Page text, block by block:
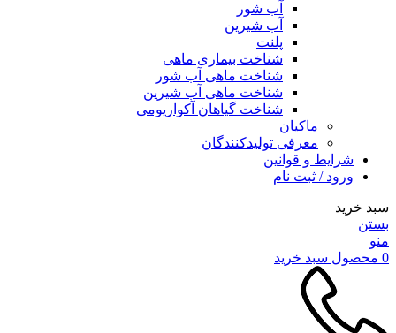
آب شور
آب شیرین
پلنت
شناخت بیماری ماهی
شناخت ماهی آب شور
شناخت ماهی آب شیرین
شناخت گیاهان آکواریومی
ماکیان
معرفی تولیدکنندگان
شرایط و قوانین
ورود / ثبت نام
سبد خرید
بستن
منو
0 محصول سبد خرید